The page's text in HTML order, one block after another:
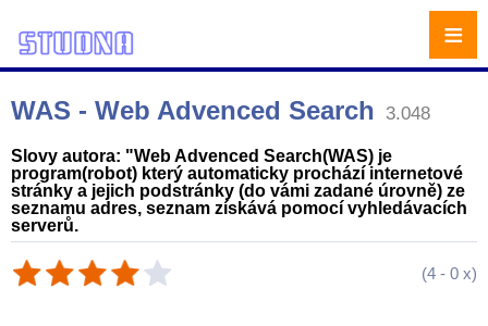
WAS - Web Advenced Search 3.048
Slovy autora: "Web Advenced Search(WAS) je
program(robot) který automaticky prochází internetové
stránky a jejich podstránky (do vámi zadané úrovně) ze
seznamu adres, seznam získává pomocí vyhledávacích
serverů.
(4 - 0 x)
≡